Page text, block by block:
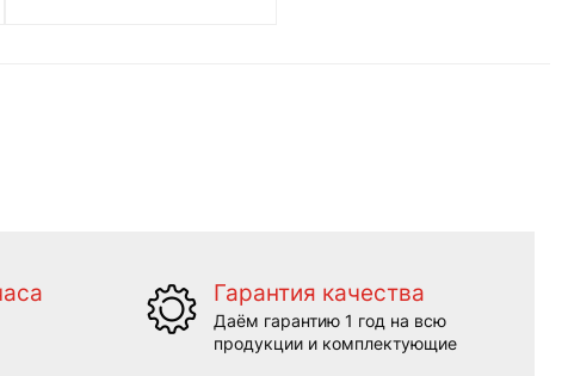
Гарантия качества
Даём гарантию 1 год на всю
продукции и комплектующие